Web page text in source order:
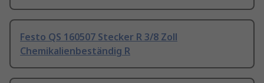
Festo QS 160507 Stecker R 3/8 Zoll
Chemikalienbeständig R